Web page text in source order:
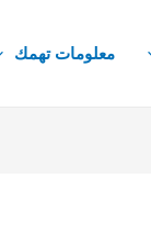
معلومات تهمك